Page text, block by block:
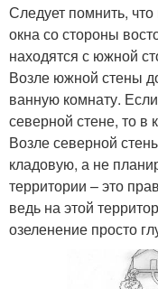
Следует помнить,
окна со стороны
находятся с южной
Возле южной стены
ванную комнату.
северной стене, то в
Возле северной
кладовую, а не
территории – это
ведь на этой
озеленение просто